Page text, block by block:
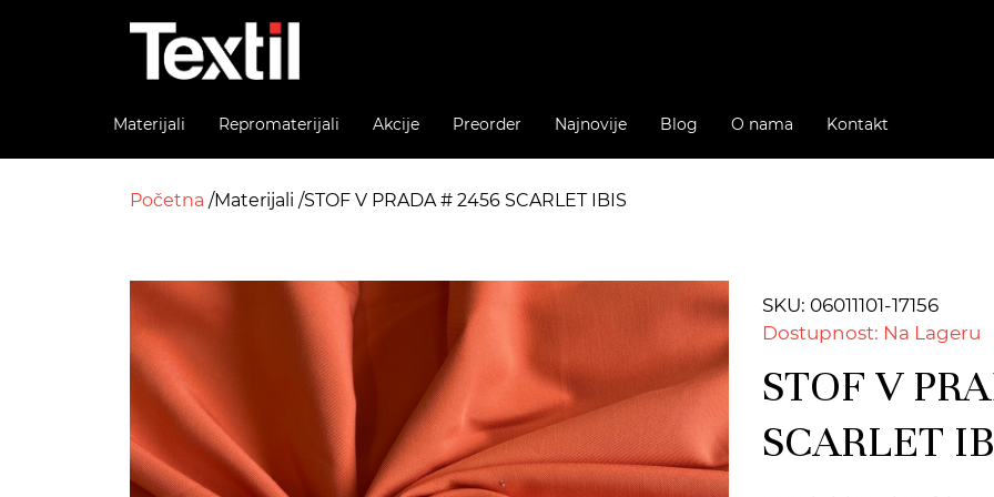
Materijali Repromaterijali Akcije Preorder Najnovije Blog O nama Kontakt
Početna Materijali STOF V PRADA # 2456 SCARLET IBIS
SKU: 06011101-17156
Dostupnost: Na Lageru
STOF V
SCARLET